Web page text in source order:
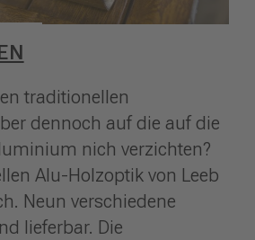
traditionellen
dennoch auf die auf die
nich verzichten?
Alu-Holzoptik von Leeb
Neun verschiedene
lieferbar. Die